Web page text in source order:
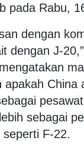
pada Rabu,
dengan
dengan J-
apakah China
sebagai
F-22.